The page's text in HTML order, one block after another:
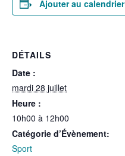
Ajouter au calendrier
DÉTAILS
Date :
mardi 28 juillet
Heure :
10h00 à 12h00
Catégorie d’Évènement:
Sport